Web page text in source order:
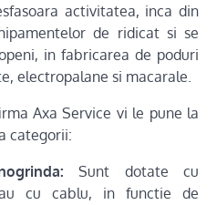
activitatea, inca din
de ridicat si se
in fabricarea de poduri
electropalane si macarale.
Axa Service vi le pune la
categorii:
Sunt dotate cu
cu cablu, in functie de